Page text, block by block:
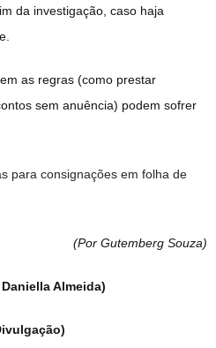
da investigação, caso haja
as regras (como prestar
sem anuência) podem sofrer
para consignações em folha de
(Por Gutemberg Souza)
Almeida)